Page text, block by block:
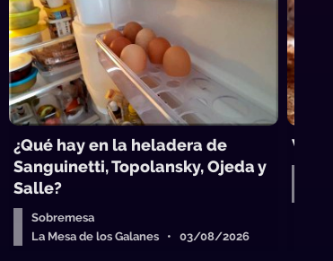
¿Qué hay en la heladera de
Sanguinetti, Topolansky, Ojeda y
Salle?
Sobremesa
La Mesa de los Galanes • 03/08/2026
Viva